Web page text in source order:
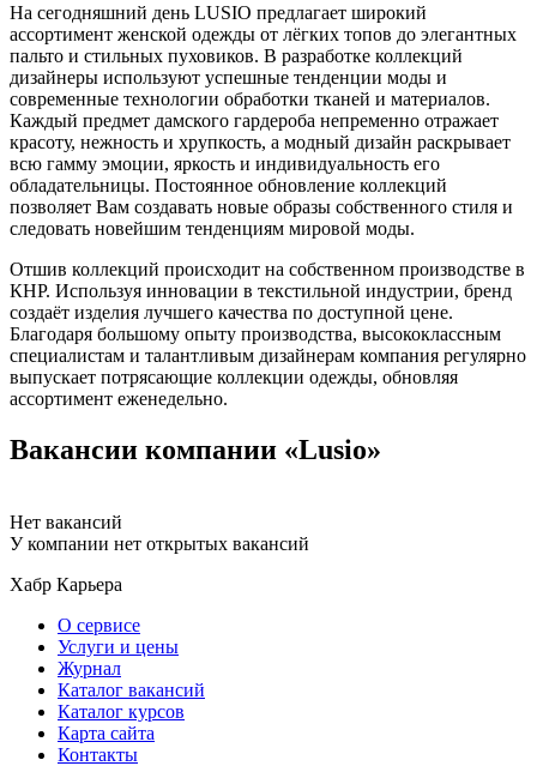
На сегодняшний день LUSIO предлагает широкий
ассортимент женской одежды от лёгких топов до элегантных
пальто и стильных пуховиков. В разработке коллекций
дизайнеры используют успешные тенденции моды и
современные технологии обработки тканей и материалов.
Каждый предмет дамского гардероба непременно отражает
красоту, нежность и хрупкость, а модный дизайн раскрывает
всю гамму эмоции, яркость и индивидуальность его
обладательницы. Постоянное обновление коллекций
позволяет Вам создавать новые образы собственного стиля и
следовать новейшим тенденциям мировой моды.
Отшив коллекций происходит на собственном производстве в
КНР. Используя инновации в текстильной индустрии, бренд
создаёт изделия лучшего качества по доступной цене.
Благодаря большому опыту производства, высококлассным
специалистам и талантливым дизайнерам компания регулярно
выпускает потрясающие коллекции одежды, обновляя
ассортимент еженедельно.
Вакансии компании «Lusio»
Нет вакансий
У компании нет открытых вакансий
Хабр Карьера
О сервисе
Услуги и цены
Журнал
Каталог вакансий
Каталог курсов
Карта сайта
Контакты